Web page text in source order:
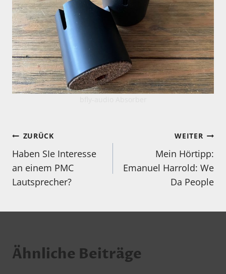
Beitragsnavigation
ZURÜCK
Haben SIe Interesse
an einem PMC
Lautsprecher?
WEITER
Mein Hörtipp:
Emanuel Harrold: We
Da People
Ähnliche Beiträge